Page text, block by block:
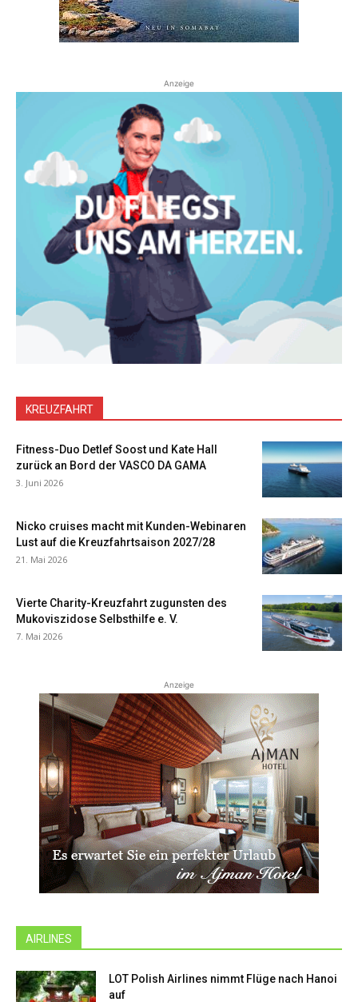
Anzeige
KREUZFAHRT
Fitness-Duo Detlef Soost und Kate Hall
zurück an Bord der VASCO DA GAMA
3. Juni 2026
Nicko cruises macht mit Kunden-Webinaren
Lust auf die Kreuzfahrtsaison 2027/28
21. Mai 2026
Vierte Charity-Kreuzfahrt zugunsten des
Mukoviszidose Selbsthilfe e. V.
7. Mai 2026
Anzeige
AIRLINES
LOT Polish Airlines nimmt Flüge nach Hanoi
auf